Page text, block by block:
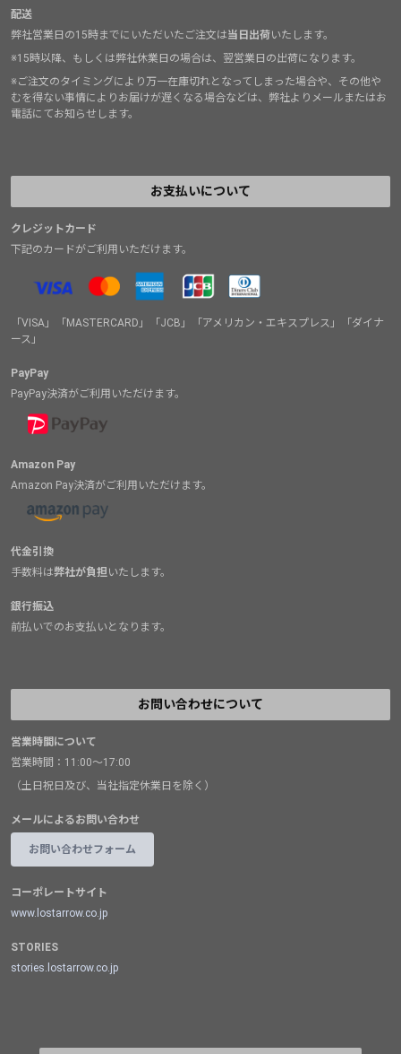
配送
弊社営業日の15時までにいただいたご注文は当日出荷いたします。
※15時以降、もしくは弊社休業日の場合は、翌営業日の出荷になります。
※ご注文のタイミングにより万一在庫切れとなってしまった場合や、その他や
むを得ない事情によりお届けが遅くなる場合などは、弊社よりメールまたはお
電話にてお知らせします。
お支払いについて
クレジットカード
下記のカードがご利用いただけます。
「VISA」「MASTERCARD」「JCB」「アメリカン・エキスプレス」「ダイナ
ース」
PayPay
PayPay決済がご利用いただけます。
Amazon Pay
Amazon Pay決済がご利用いただけます。
代金引換
手数料は弊社が負担 いたします。
銀行振込
前払いでのお支払いとなります。
お問い合わせについて
営業時間について
営業時間：11:00～17:00
（土日祝日及び、当社指定休業日を除く）
メールによるお問い合わせ
お問い合わせフォーム
コーポレートサイト
www.lostarrow.co.jp
STORIES
stories.lostarrow.co.jp